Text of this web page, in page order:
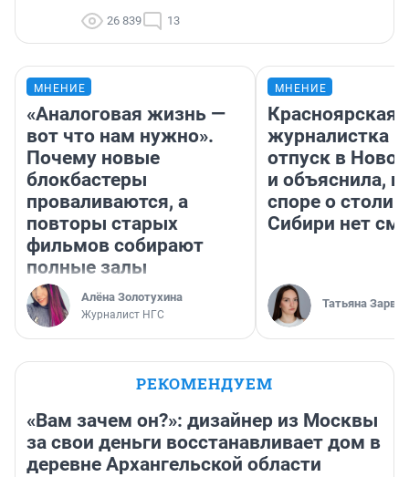
26 839 13
МНЕНИЕ
«Аналоговая жизнь —
вот что нам нужно».
Почему новые
блокбастеры
проваливаются, а
повторы старых
фильмов собирают
полные залы
Алёна Золотухина
Журналист НГС
МНЕНИЕ
Красноярская
журналистка
отпуск в
и объяснила,
споре о
Сибири нет
Татьяна Зарва
РЕКОМЕНДУЕМ
«Вам зачем он?»: дизайнер из Москвы
за свои деньги восстанавливает дом в
деревне Архангельской области